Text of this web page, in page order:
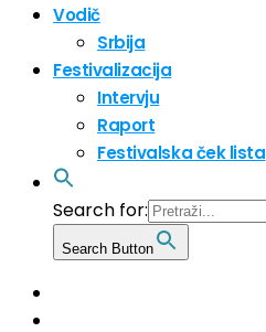
Vodič
Srbija
Festivalizacija
Intervju
Raport
Festivalska ček lista
Search for:
Search Button